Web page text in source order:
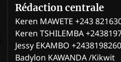
Rédaction centrale
Keren MAWETE +243
Keren TSHILEMBA
Jessy EKAMBO
Badylon KAWANDA /Kikwit